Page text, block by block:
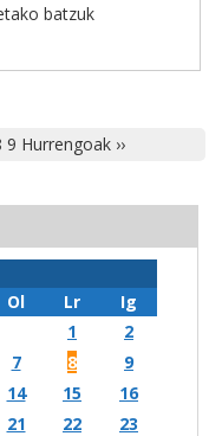
batzuk
9 Hurrengoak ››
Ol Lr
Ig
1
2
7 8
9
14 15
16
21 22
23